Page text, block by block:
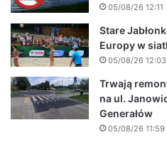
05/08/26 12:11
Stare
Europy w
05/08/26 12:03
Trwają
na ul.
Generałów
05/08/26 11:59